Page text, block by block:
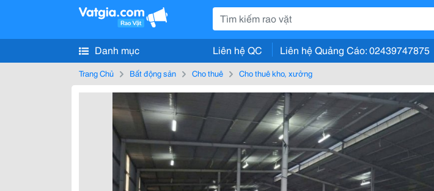
Danh mục Liên hệ QC Liên hệ Quảng Cáo: 02439747875
Trang Chủ Bất động sản Cho thuê Cho thuê kho, xưởng